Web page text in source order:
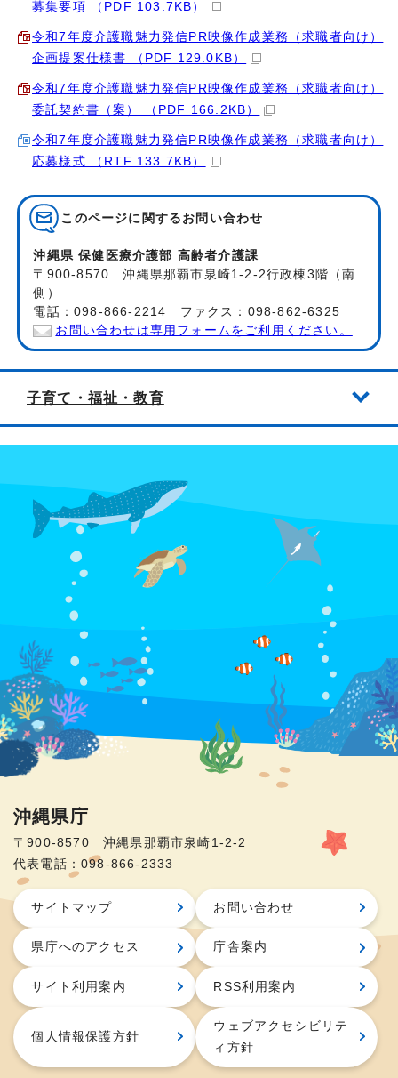
募集要項 （PDF 103.7KB）
令和7年度介護職魅力発信PR映像作成業務（求職者向け）
企画提案仕様書 （PDF 129.0KB）
令和7年度介護職魅力発信PR映像作成業務（求職者向け）
委託契約書（案） （PDF 166.2KB）
令和7年度介護職魅力発信PR映像作成業務（求職者向け）
応募様式 （RTF 133.7KB）
このページに関する お問い合わせ
沖縄県 保健医療介護部 高齢者介護課
〒900-8570 沖縄県那覇市泉崎1-2-2行政棟3階（南
側）
電話：098-866-2214 ファクス：098-862-6325
お問い合わせは専用フォームをご利用ください。
子育て・福祉・教育
沖縄県庁
〒900-8570 沖縄県那覇市泉崎1-2-2
代表電話：098-866-2333
サイトマップ お問い合わせ
県庁へのアクセス 庁舎案内
サイト利用案内 RSS利用案内
個人情報保護方針
ウェブアクセシビリテ
ィ方針